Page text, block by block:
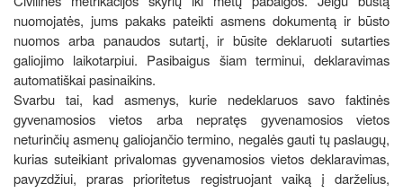
nuomojatės, jums pakaks pateikti asmens dokumentą ir būsto
nuomos arba panaudos sutartį, ir būsite deklaruoti sutarties
galiojimo laikotarpiui. Pasibaigus šiam terminui, deklaravimas
automatiškai pasinaikins.
Svarbu tai, kad asmenys, kurie nedeklaruos savo faktinės
gyvenamosios vietos arba nepratęs gyvenamosios vietos
neturinčių asmenų galiojančio termino, negalės gauti tų paslaugų,
kurias suteikiant privalomas gyvenamosios vietos deklaravimas,
pavyzdžiui, praras prioritetus registruojant vaiką į darželius,